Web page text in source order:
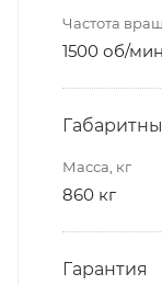
Частота
1500 об/мин
Масса, кг
860 кг
Гарантия